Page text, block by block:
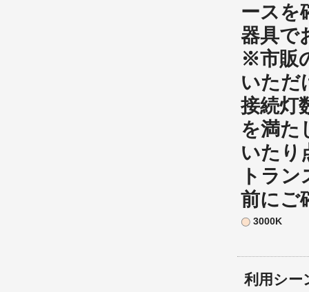
ースを
器具で
※市販
いただ
接続灯
を満た
いたり
トラ
前にご
3000K
利用シー